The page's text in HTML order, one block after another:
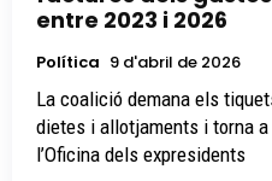
entre 2023 i 2026
Política 9 d'abril de 2026
La coalició demana els
dietes i allotjaments i torna
l’Oficina dels expresidents